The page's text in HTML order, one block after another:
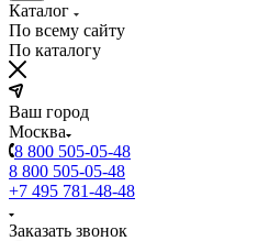
Каталог
По всему сайту
По каталогу
Ваш город
Москва
8 800 505-05-48
8 800 505-05-48
+7 495 781-48-48
Заказать звонок